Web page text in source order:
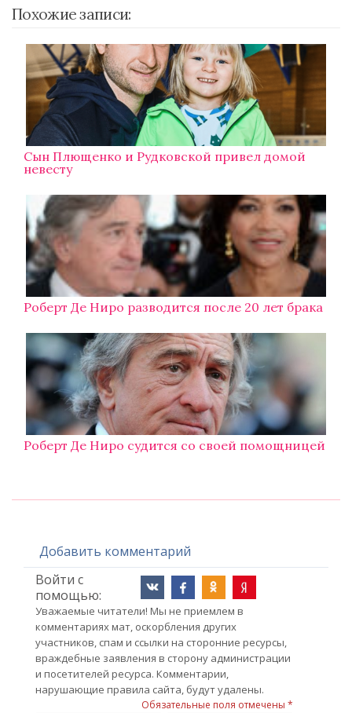
Похожие записи:
Сын Плющенко и Рудковской привел домой
невесту
Роберт Де Ниро разводится после 20 лет брака
Роберт Де Ниро судится со своей помощницей
Добавить комментарий
Войти с
помощью:
Уважаемые читатели! Мы не приемлем в
комментариях мат, оскорбления других
участников, спам и ссылки на сторонние ресурсы,
враждебные заявления в сторону администрации
и посетителей ресурса. Комментарии,
нарушающие правила сайта, будут удалены.
Обязательные поля отмечены *